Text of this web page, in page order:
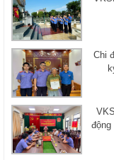
Chi